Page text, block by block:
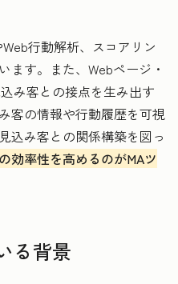
行動解析、スコアリン
ます。また、Webページ・
み客との接点を生み出す
客の情報や行動履歴を可視
込み客との関係構築を図っ
効率性を高めるのがMAツ
る背景